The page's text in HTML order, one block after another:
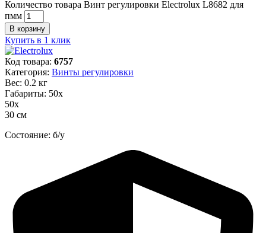
Количество товара Винт регулировки Electrolux L8682 для
пмм
В корзину
Купить в 1 клик
Код товара: 6757
Категория: Винты регулировки
Вес: 0.2 кг
Габариты: 50х
50х
30 см
Состояние: б/у